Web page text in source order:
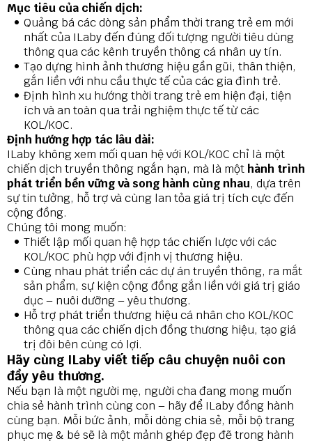
Mục tiêu của chiến dịch:
Quảng bá các dòng sản phẩm thời trang trẻ em mới
nhất của ILaby đến đúng đối tượng người tiêu dùng
thông qua các kênh truyền thông cá nhân uy tín.
Tạo dựng hình ảnh thương hiệu gần gũi, thân thiện,
gắn liền với nhu cầu thực tế của các gia đình trẻ.
Định hình xu hướng thời trang trẻ em hiện đại, tiện
ích và an toàn qua trải nghiệm thực tế từ các
KOL/KOC.
Định hướng hợp tác lâu dài:
ILaby không xem mối quan hệ với KOL/KOC chỉ là một
chiến dịch truyền thông ngắn hạn, mà là một hành trình
phát triển bền vững và song hành cùng nhau, dựa trên
sự tin tưởng, hỗ trợ và cùng lan tỏa giá trị tích cực đến
cộng đồng.
Chúng tôi mong muốn:
Thiết lập mối quan hệ hợp tác chiến lược với các
KOL/KOC phù hợp với định vị thương hiệu.
Cùng nhau phát triển các dự án truyền thông, ra mắt
sản phẩm, sự kiện cộng đồng gắn liền với giá trị giáo
dục – nuôi dưỡng – yêu thương.
Hỗ trợ phát triển thương hiệu cá nhân cho KOL/KOC
thông qua các chiến dịch đồng thương hiệu, tạo giá
trị đôi bên cùng có lợi.
Hãy cùng ILaby viết tiếp câu chuyện nuôi con
đầy yêu thương.
Nếu bạn là một người mẹ, người cha đang mong muốn
chia sẻ hành trình cùng con – hãy để ILaby đồng hành
cùng bạn. Mỗi bức ảnh, mỗi dòng chia sẻ, mỗi bộ trang
phục mẹ & bé sẽ là một mảnh ghép đẹp đẽ trong hành